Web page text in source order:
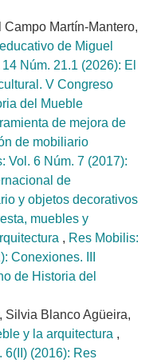
Martín-Mantero,
de Miguel
Núm. 21.1 (2026): El
V Congreso
del Mueble
de mejora de
de mobiliario
Vol. 6 Núm. 7 (2017):
de
y objetos decorativos
muebles y
, Res Mobilis:
Conexiones. III
de Historia del
Silvia Blanco Agüeira,
y la arquitectura ,
6(II) (2016): Res